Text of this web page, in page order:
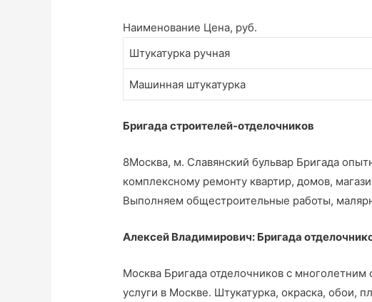
Наименование Цена, руб.
Штукатурка ручная
Машинная штукатурка
Бригада строителей-отделочников
8Москва, м. Славянский бульвар Бригада
комплексному ремонту квартир, домов,
Выполняем общестроительные работы,
Алексей Владимирович: Бригада
Москва Бригада отделочников с многолетним
услуги в Москве. Штукатурка, окраска, обои,